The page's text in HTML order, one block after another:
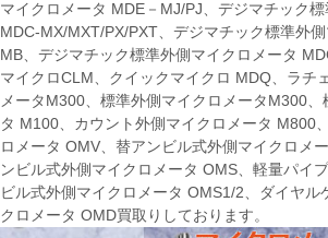
マイクロメータ MDE－MJ/PJ、デジマチック
MDC-MX/MXT/PX/PXT、デジマチック標準外
MB、デジマチック標準外側マイクロメータ
マイクロCLM、クイックマイクロ MDQ、ラチ
メータM300、標準外側マイクロメータM300、
タ M100、カウント外側マイクロメータ M800
ロメータ OMV、替アンビル式外側マイクロメ
ンビル式外側マイクロメータ OMS、軽量パイ
ビル式外側マイクロメータ OMS1/2、ダイヤル
クロメータ OMD買取りしております。